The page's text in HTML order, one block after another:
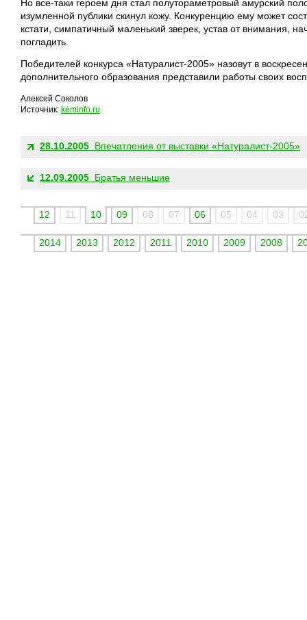
Но все-таки героем дня стал полутораметровый амурский
изумленной публики скинул кожу. Конкуренцию ему может
кстати, симпатичный маленький зверек, устав от внимания,
погладить.
Победителей конкурса «Натуралист-2005» назовут в
дополнительного образования представили работы своих
Алексей Соколов
Источник: keminfo.ru
28.10.2005 Впечатления от выставки «Натуралист-2005»
12.09.2005 Братья меньшие
12 11 10 09 08 07 06 05 04 03
2014 2013 2012 2011 2010 2009 2008